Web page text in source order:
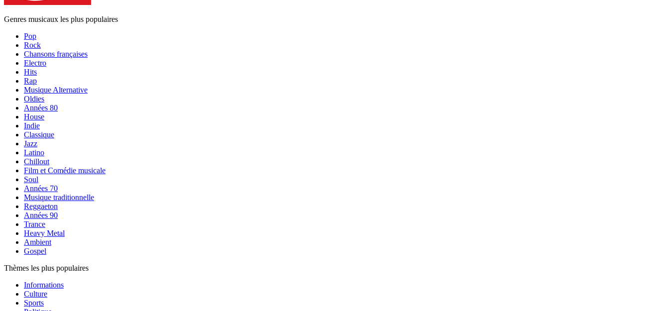
Genres musicaux les plus populaires
Pop
Rock
Chansons françaises
Electro
Hits
Rap
Musique Alternative
Oldies
Années 80
House
Indie
Classique
Jazz
Latino
Chillout
Film et Comédie musicale
Soul
Années 70
Musique traditionnelle
Reggaeton
Années 90
Trance
Heavy Metal
Ambient
Gospel
Thèmes les plus populaires
Informations
Culture
Sports